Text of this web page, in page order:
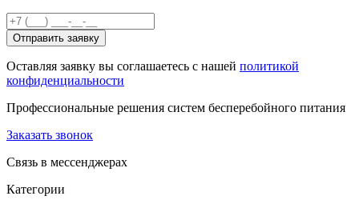
Отправить заявку
Оставляя заявку вы соглашаетесь с нашей политикой
конфиденциальности
Профессиональные решения систем бесперебойного питания
Заказать звонок
Связь в мессенджерах
Категории